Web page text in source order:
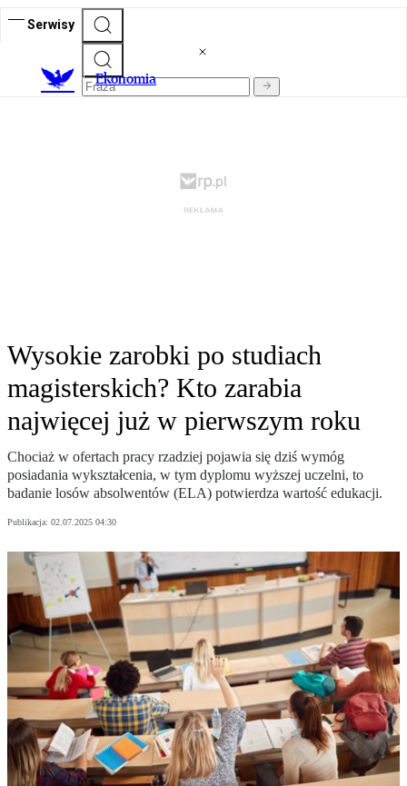
Serwisy
Ekonomia
Wysokie zarobki po studiach
magisterskich? Kto zarabia
najwięcej już w pierwszym roku
Chociaż w ofertach pracy rzadziej pojawia się dziś wymóg
posiadania wykształcenia, w tym dyplomu wyższej uczelni, to
badanie losów absolwentów (ELA) potwierdza wartość edukacji.
Publikacja: 02.07.2025 04:30